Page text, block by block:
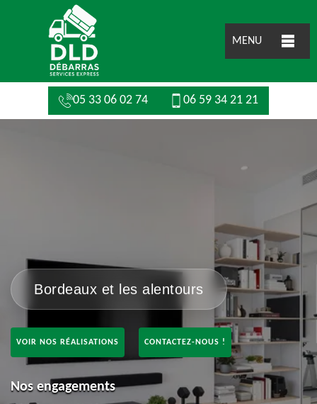
MENU
05 33 06 02 74 06 59 34 21 21
Bordeaux et les alentours
VOIR NOS RÉALISATIONS CONTACTEZ-NOUS !
Nos engagements